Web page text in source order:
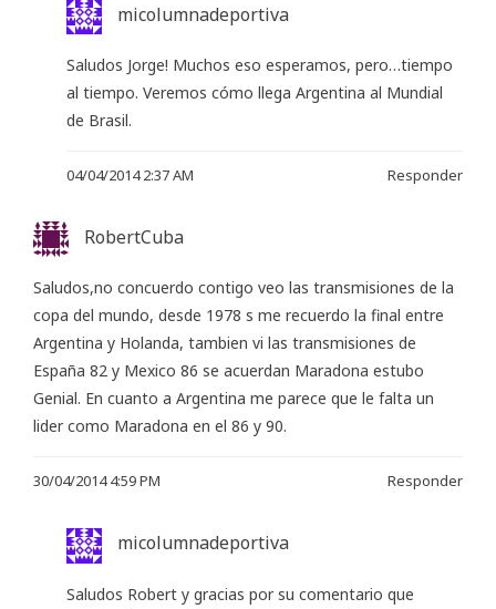
micolumnadeportiva
Saludos Jorge! Muchos eso esperamos, pero…tiempo
al tiempo. Veremos cómo llega Argentina al Mundial
de Brasil.
04/04/2014 2:37 AM Responder
RobertCuba
Saludos,no concuerdo contigo veo las transmisiones de la
copa del mundo, desde 1978 s me recuerdo la final entre
Argentina y Holanda, tambien vi las transmisiones de
España 82 y Mexico 86 se acuerdan Maradona estubo
Genial. En cuanto a Argentina me parece que le falta un
lider como Maradona en el 86 y 90.
30/04/2014 4:59 PM Responder
micolumnadeportiva
Saludos Robert y gracias por su comentario que